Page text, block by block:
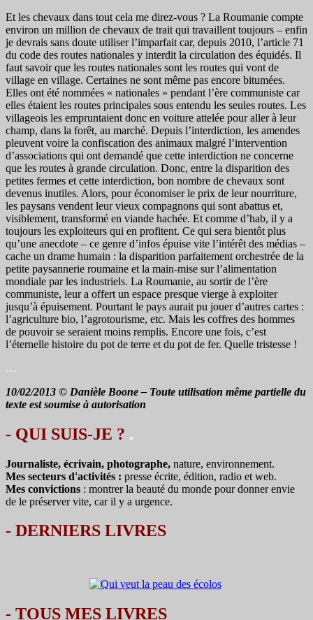
Et les chevaux dans tout cela me direz-vous ? La Roumanie compte
environ un million de chevaux de trait qui travaillent toujours – enfin
je devrais sans doute utiliser l’imparfait car, depuis 2010, l’article 71
du code des routes nationales y interdit la circulation des équidés. Il
faut savoir que les routes nationales sont les routes qui vont de
village en village. Certaines ne sont même pas encore bitumées.
Elles ont été nommées « nationales » pendant l’ère communiste car
elles étaient les routes principales sous entendu les seules routes. Les
villageois les empruntaient donc en voiture attelée pour aller à leur
champ, dans la forêt, au marché. Depuis l’interdiction, les amendes
pleuvent voire la confiscation des animaux malgré l’intervention
d’associations qui ont demandé que cette interdiction ne concerne
que les routes à grande circulation. Donc, entre la disparition des
petites fermes et cette interdiction, bon nombre de chevaux sont
devenus inutiles. Alors, pour économiser le prix de leur nourriture,
les paysans vendent leur vieux compagnons qui sont abattus et,
visiblement, transformé en viande hachée. Et comme d’hab, il y a
toujours les exploiteurs qui en profitent. Ce qui sera bientôt plus
qu’une anecdote – ce genre d’infos épuise vite l’intérêt des médias –
cache un drame humain : la disparition parfaitement orchestrée de la
petite paysannerie roumaine et la main-mise sur l’alimentation
mondiale par les industriels. La Roumanie, au sortir de l’ère
communiste, leur a offert un espace presque vierge à exploiter
jusqu’à épuisement. Pourtant le pays aurait pu jouer d’autres cartes :
l’agriculture bio, l’agrotourisme, etc. Mais les coffres des hommes
de pouvoir se seraient moins remplis. Encore une fois, c’est
l’éternelle histoire du pot de terre et du pot de fer. Quelle tristesse !
…
10/02/2013 © Danièle Boone – Toute utilisation même partielle du
texte est soumise à autorisation
- QUI SUIS-JE ? .
Journaliste, écrivain, photographe, nature, environnement.
Mes secteurs d'activités : presse écrite, édition, radio et web.
Mes convictions : montrer la beauté du monde pour donner envie
de le préserver vite, car il y a urgence.
- DERNIERS LIVRES
- TOUS MES LIVRES